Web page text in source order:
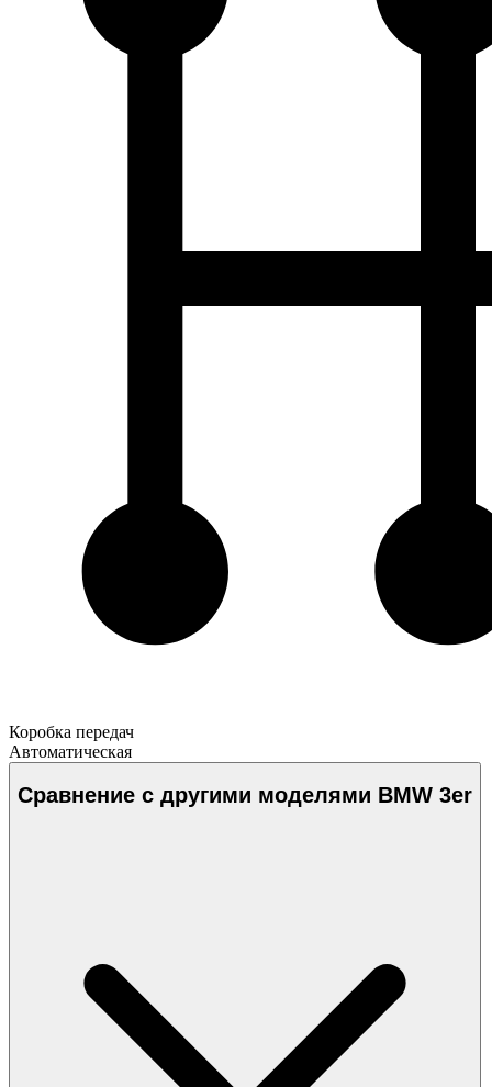
Коробка передач
Автоматическая
Сравнение с другими моделями BMW 3er